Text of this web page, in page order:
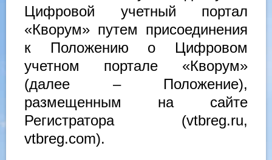
Цифровой учетный портал
«Кворум» путем присоединения
к Положению о Цифровом
учетном портале «Кворум»
(далее – Положение),
размещенным на сайте
Регистратора (vtbreg.ru,
vtbreg.com).